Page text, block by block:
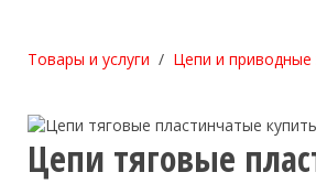
Товары и услуги Цепи и
Цепи тяговые